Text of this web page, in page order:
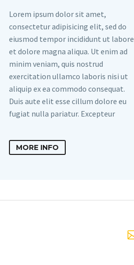
Lorem ipsum dolor sit amet,
consectetur adipisicing elit, sed do
eiusmod tempor incididunt ut labore
et dolore magna aliqua. Ut enim ad
minim veniam, quis nostrud
exercitation ullamco laboris nisi ut
aliquip ex ea commodo consequat.
Duis aute elit esse cillum dolore eu
fugiat nulla pariatur. Excepteur
MORE INFO